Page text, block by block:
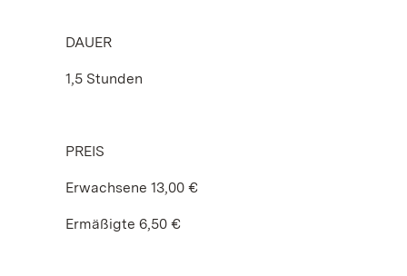
DAUER
1,5 Stunden
PREIS
Erwachsene 13,00 €
Ermäßigte 6,50 €